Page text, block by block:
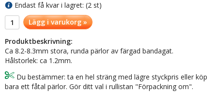
Endast få kvar i lagret: (2 st)
Lägg i varukorg »
Produktbeskrivning:
Ca 8.2-8.3mm stora, runda pärlor av färgad bandagat.
Hålstorlek: ca 1.2mm.
Du bestämmer: ta en hel sträng med lägre styckpris eller köp
bara ett fåtal pärlor. Gör ditt val i rullistan "Förpackning om".